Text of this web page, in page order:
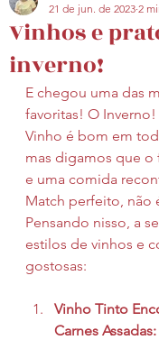
Vinhos e
inverno!
21 de jun. de 2023 2
E chegou uma das
favoritas! O Inverno!
Vinho é bom em
mas digamos que o
e uma comida
Match perfeito, não
Pensando nisso, a
estilos de vinhos e
gostosas:
Vinho Tinto
Carnes Assadas: